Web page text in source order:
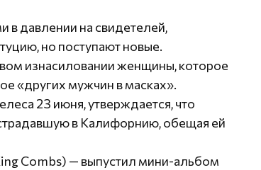
давлении на свидетелей,
но поступают новые.
изнасиловании женщины, которое
«других мужчин в масках».
23 июня, утверждается, что
в Калифорнию, обещая ей
Combs) — выпустил мини-альбом